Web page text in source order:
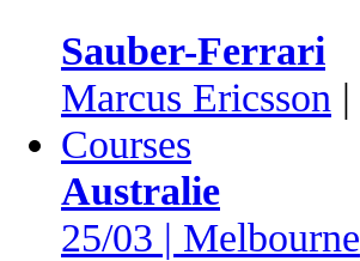
Sauber-Ferrari
Marcus Ericsson |
Courses
Australie
25/03 | Melbourne